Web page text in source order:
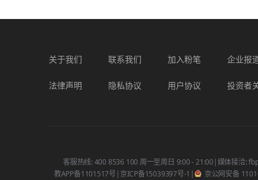
关于我们 联系我们 加入粉笔 企业报
法律声明 隐私协议 用户协议 投资者
客服热线: 400 8536 100 周一至周日 9:00 - 21:00 |媒体接洽:
教APP备1101517号 | 京ICP备15039397号-1 | 京公网安备